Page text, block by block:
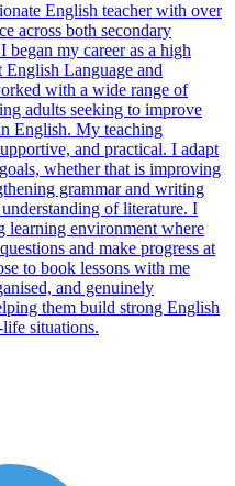
English teacher with over
across both secondary
my career as a high
English Language and
with a wide range of
adults seeking to improve
English. My teaching
and practical. I adapt
whether that is improving
grammar and writing
of literature. I
learning environment where
and make progress at
to book lessons with me
and genuinely
them build strong English
situations.